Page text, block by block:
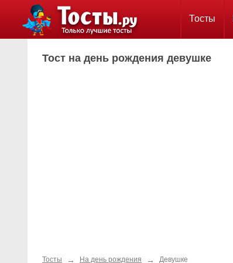
Тосты
Тост на день рождения девушке
Тосты → На день рождения → Девушке